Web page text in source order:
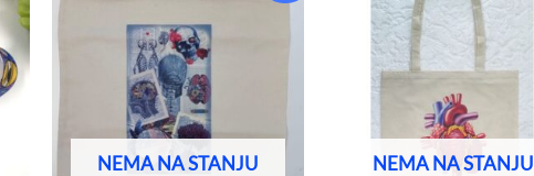
NEMA NA STANJU
15,00 KM.10,00 KM.
NEMA NA STANJU